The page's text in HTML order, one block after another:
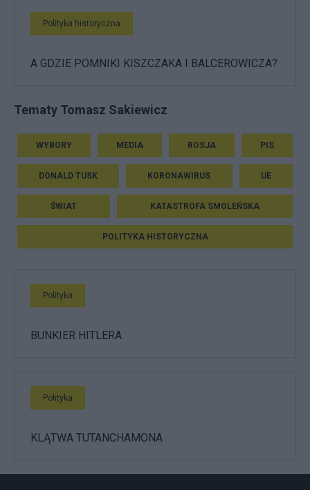
Polityka historyczna
A GDZIE POMNIKI KISZCZAKA I BALCEROWICZA?
Tematy Tomasz Sakiewicz
WYBORY MEDIA ROSJA PIS
DONALD TUSK KORONAWIRUS UE
ŚWIAT KATASTROFA SMOLEŃSKA
POLITYKA HISTORYCZNA
Polityka
BUNKIER HITLERA
Polityka
KLĄTWA TUTANCHAMONA